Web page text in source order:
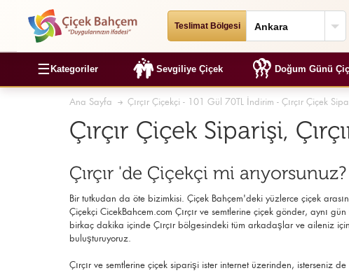
Teslimat Bölgesi
☰ Kategoriler Sevgiliye Çiçek Doğum Günü
Ana Sayfa Çırçır Çiçekçi - 101 Gül 70TL İndirim - Çırçır Çiçek
Çırçır Çiçek Siparişi,
Çırçır 'de Çiçekçi mi arıyorsunuz?
Bir tutkudan da öte bizimkisi. Çiçek Bahçem'deki yüzlerce çiçek
Çiçekçi CicekBahcem.com Çırçır ve semtlerine çiçek gönder, aynı
birkaç dakika içinde Çırçır bölgesindeki tüm arkadaşlar ve aileniz
buluşturuyoruz.
Çırçır ve semtlerine çiçek siparişi ister internet üzerinden,